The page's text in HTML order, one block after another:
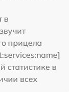
в
прицела
в
всех